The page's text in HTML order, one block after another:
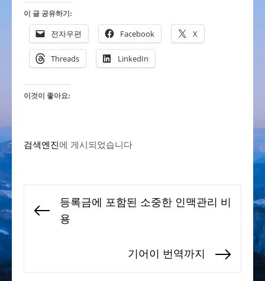
이 글 공유하기:
전자우편 Facebook X
Threads LinkedIn
이것이 좋아요:
검색엔진에 게시되었습니다
탐
Previous
등록금에 포함된 소중한 인맥관리 비
용
기어이 번역까지